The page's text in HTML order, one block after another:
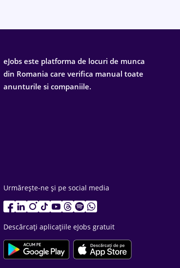
eJobs este platforma de locuri de munca
din Romania care verifica manual toate
anunturile si companiile.
Urmărește-ne și pe social media
Descărcați aplicațiile eJobs gratuit